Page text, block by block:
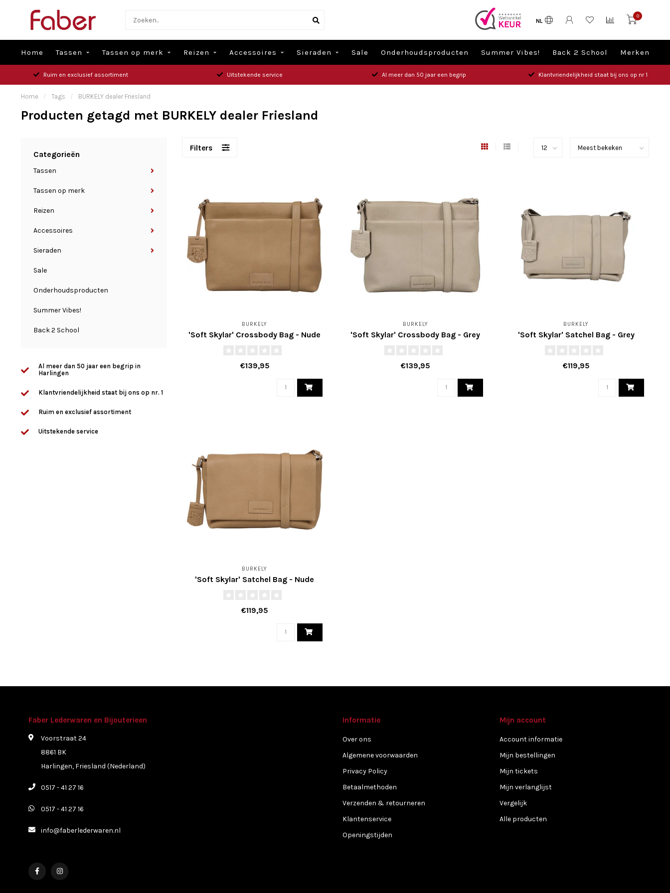
NL
0
Home Tassen Tassen op merk Reizen Accessoires Sieraden Sale Onderhoudsproducten Summer Vibes! Back 2 School Merken
Ruim en exclusief assortiment Uitstekende service Al meer dan 50 jaar een begrip Klantvriendelijkheid staat bij ons op nr 1
Home / Tags / BURKELY dealer Friesland
Producten getagd met BURKELY dealer Friesland
Categorieën
Tassen
Tassen op merk
Reizen
Accessoires
Sieraden
Sale
Onderhoudsproducten
Summer Vibes!
Back 2 School
Al meer dan 50 jaar een begrip in
Harlingen
Klantvriendelijkheid staat bij ons op nr. 1
Ruim en exclusief assortiment
Uitstekende service
Filters
BURKELY
'Soft Skylar' Crossbody Bag - Nude
€139,95
BURKELY
'Soft Skylar' Crossbody Bag - Grey
€139,95
BURKELY
'Soft Skylar' Satchel Bag - Grey
€119,95
BURKELY
'Soft Skylar' Satchel Bag - Nude
€119,95
Faber Lederwaren en Bijouterieen
Voorstraat 24
8861 BK
Harlingen, Friesland (Nederland)
0517 - 41 27 16
0517 - 41 27 16
info@faberlederwaren.nl
Informatie
Over ons
Algemene voorwaarden
Privacy Policy
Betaalmethoden
Verzenden & retourneren
Klantenservice
Openingstijden
Mijn account
Account informatie
Mijn bestellingen
Mijn tickets
Mijn verlanglijst
Vergelijk
Alle producten